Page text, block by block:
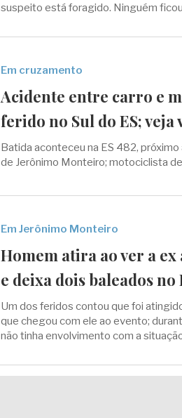
suspeito está foragido. Ninguém
Em cruzamento
Acidente entre carro e
ferido no Sul do ES; veja
Batida aconteceu na ES 482,
de Jerônimo Monteiro; motociclista
Em Jerônimo Monteiro
Homem atira ao ver a
e deixa dois baleados no
Um dos feridos contou que foi
que chegou com ele ao evento;
não tinha envolvimento com a